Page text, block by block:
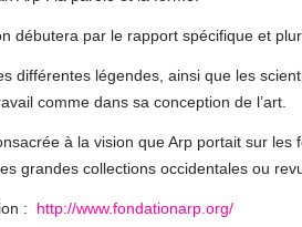
débutera par le rapport spécifique et
différentes légendes, ainsi que les
comme dans sa conception de l’art.
à la vision que Arp portait sur
grandes collections occidentales ou
: http://www.fondationarp.org/